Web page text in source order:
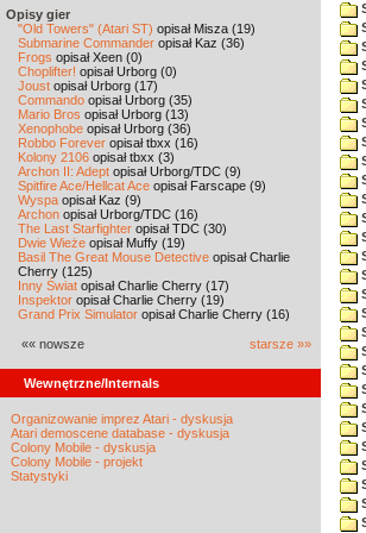
Opisy gier
"Old Towers" (Atari ST) opisał Misza (19)
Submarine Commander opisał Kaz (36)
Frogs opisał Xeen (0)
Choplifter! opisał Urborg (0)
Joust opisał Urborg (17)
Commando opisał Urborg (35)
Mario Bros opisał Urborg (13)
Xenophobe opisał Urborg (36)
Robbo Forever opisał tbxx (16)
Kolony 2106 opisał tbxx (3)
Archon II: Adept opisał Urborg/TDC (9)
Spitfire Ace/Hellcat Ace opisał Farscape (9)
Wyspa opisał Kaz (9)
Archon opisał Urborg/TDC (16)
The Last Starfighter opisał TDC (30)
Dwie Wieże opisał Muffy (19)
Basil The Great Mouse Detective opisał Charlie
Cherry (125)
Inny Świat opisał Charlie Cherry (17)
Inspektor opisał Charlie Cherry (19)
Grand Prix Simulator opisał Charlie Cherry (16)
«« nowsze starsze »»
Wewnętrzne/Internals
Organizowanie imprez Atari - dyskusja
Atari demoscene database - dyskusja
Colony Mobile - dyskusja
Colony Mobile - projekt
Statystyki